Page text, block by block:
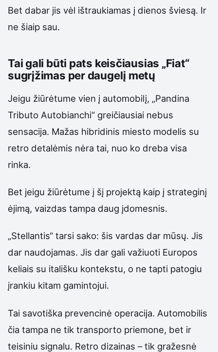
Bet dabar jis vėl ištraukiamas į dienos šviesą. Ir
ne šiaip sau.
Tai gali būti pats keisčiausias „Fiat“
sugrįžimas per daugelį metų
Jeigu žiūrėtume vien į automobilį, „Pandina
Tributo Autobianchi“ greičiausiai nebus
sensacija. Mažas hibridinis miesto modelis su
retro detalėmis nėra tai, nuo ko dreba visa
rinka.
Bet jeigu žiūrėtume į šį projektą kaip į strateginį
ėjimą, vaizdas tampa daug įdomesnis.
„Stellantis“ tarsi sako: šis vardas dar mūsų. Jis
dar naudojamas. Jis dar gali važiuoti Europos
keliais su itališku kontekstu, o ne tapti patogiu
įrankiu kitam gamintojui.
Tai savotiška prevencinė operacija. Automobilis
čia tampa ne tik transporto priemone, bet ir
teisiniu signalu. Retro dizainas – tik gražesnė